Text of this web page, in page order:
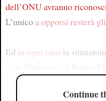
dell’ONUavranno
L’unicoa opporsi resterà
Ed in ogni caso la
Continue